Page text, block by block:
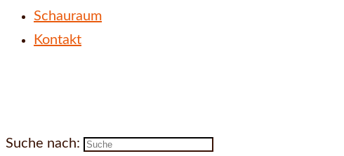
Schauraum
Kontakt
Suche nach: